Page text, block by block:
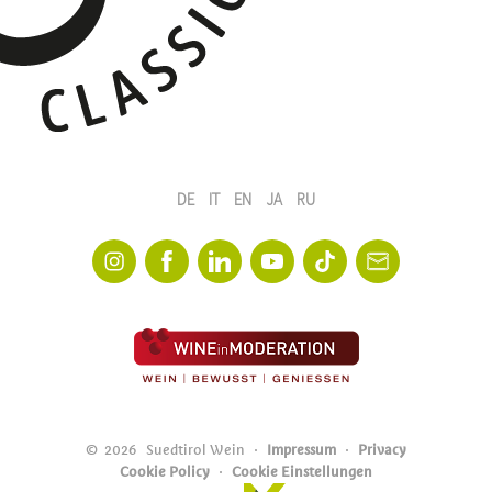
© 2026 Suedtirol Wein Impressum
Privacy
Cookie Policy
Cookie Einstellungen
DE IT EN JA RU